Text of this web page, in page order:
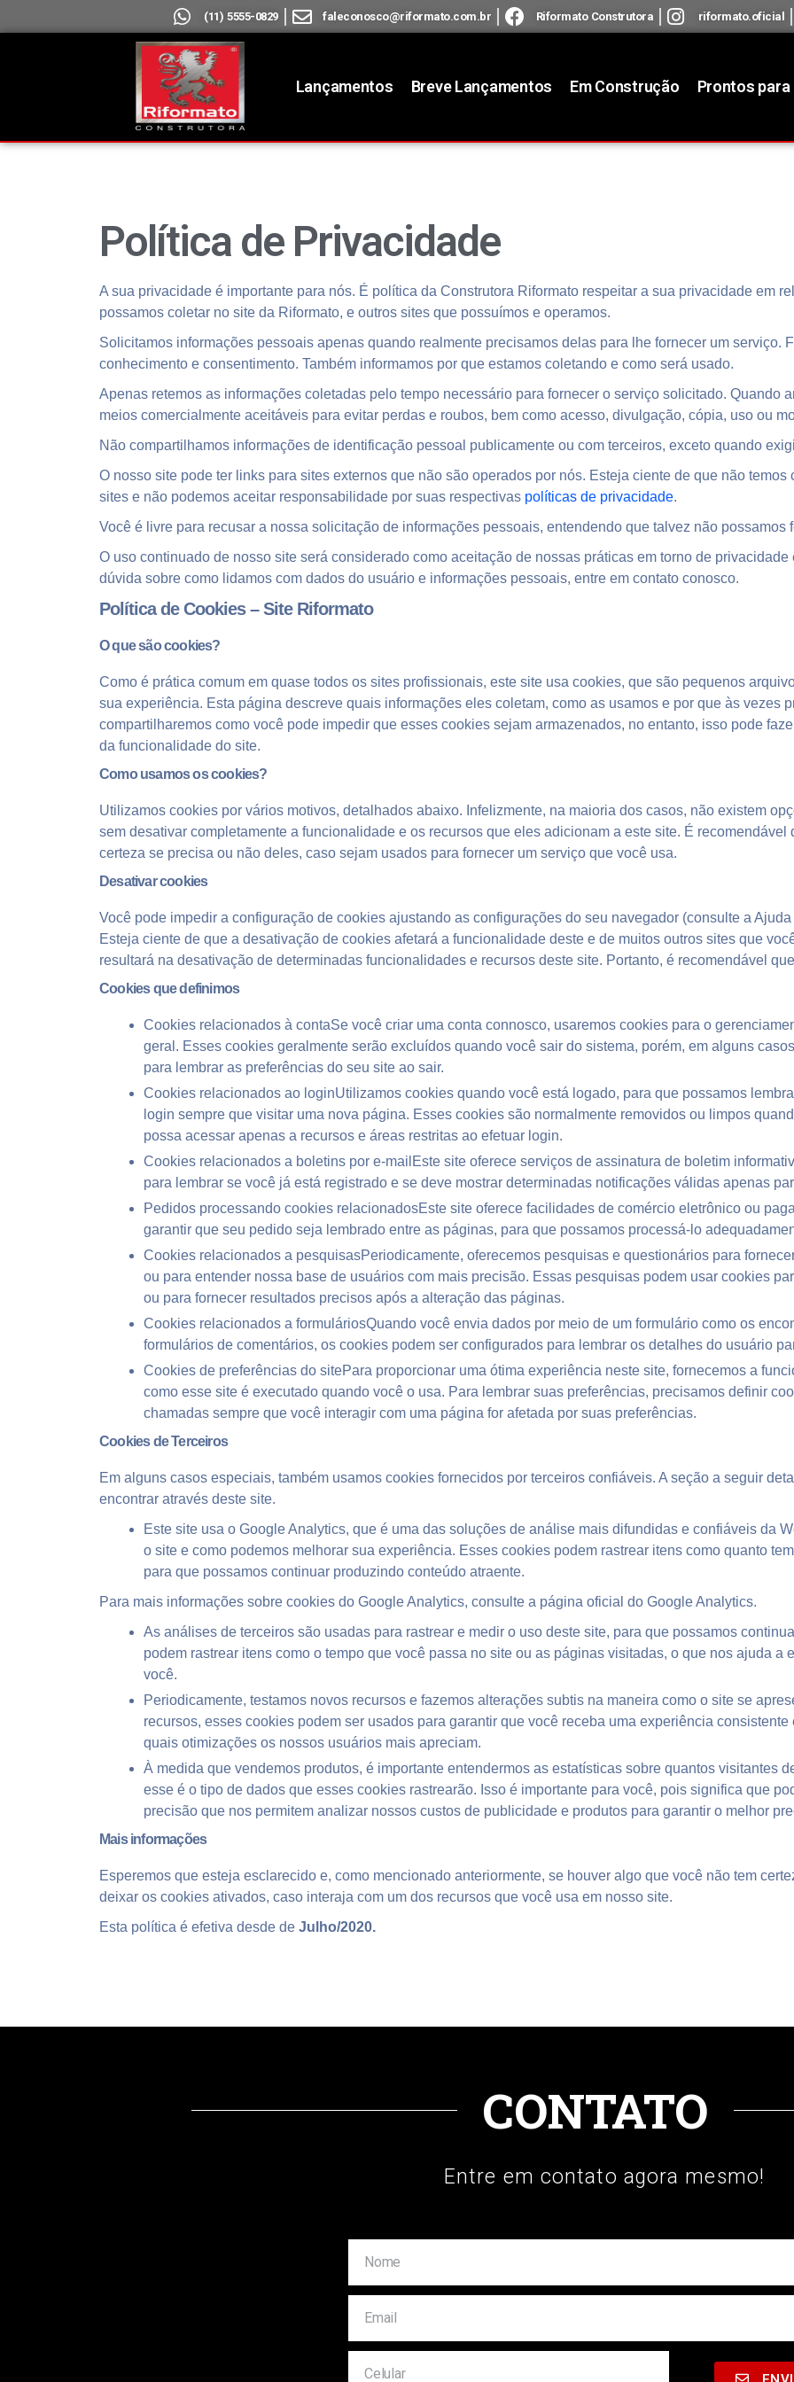
(11) 5555-0829 faleconosco@riformato.com.br Riformato Construtora riformato.oficial
Lançamentos Breve Lançamentos Em Construção Prontos
Política de Privacidade
A sua privacidade é importante para nós. É política da Construtora Riformato respeitar a sua privacidade em
possamos coletar no site da Riformato, e outros sites que possuímos e operamos.
Solicitamos informações pessoais apenas quando realmente precisamos delas para lhe fornecer um serviço.
conhecimento e consentimento. Também informamos por que estamos coletando e como será usado.
Apenas retemos as informações coletadas pelo tempo necessário para fornecer o serviço solicitado. Quando
meios comercialmente aceitáveis para evitar perdas e roubos, bem como acesso, divulgação, cópia, uso ou
Não compartilhamos informações de identificação pessoal publicamente ou com terceiros, exceto quando
O nosso site pode ter links para sites externos que não são operados por nós. Esteja ciente de que não
sites e não podemos aceitar responsabilidade por suas respectivas políticas de privacidade.
Você é livre para recusar a nossa solicitação de informações pessoais, entendendo que talvez não
O uso continuado de nosso site será considerado como aceitação de nossas práticas em torno de
dúvida sobre como lidamos com dados do usuário e informações pessoais, entre em contato conosco.
Política de Cookies – Site Riformato
O que são cookies?
Como é prática comum em quase todos os sites profissionais, este site usa cookies, que são pequenos
sua experiência. Esta página descreve quais informações eles coletam, como as usamos e por que às vezes
compartilharemos como você pode impedir que esses cookies sejam armazenados, no entanto, isso pode
da funcionalidade do site.
Como usamos os cookies?
Utilizamos cookies por vários motivos, detalhados abaixo. Infelizmente, na maioria dos casos, não existem
sem desativar completamente a funcionalidade e os recursos que eles adicionam a este site. É
certeza se precisa ou não deles, caso sejam usados para fornecer um serviço que você usa.
Desativar cookies
Você pode impedir a configuração de cookies ajustando as configurações do seu navegador (consulte a
Esteja ciente de que a desativação de cookies afetará a funcionalidade deste e de muitos outros sites que
resultará na desativação de determinadas funcionalidades e recursos deste site. Portanto, é recomendável
Cookies que definimos
Cookies relacionados à contaSe você criar uma conta connosco, usaremos cookies para o
geral. Esses cookies geralmente serão excluídos quando você sair do sistema, porém, em alguns
para lembrar as preferências do seu site ao sair.
Cookies relacionados ao loginUtilizamos cookies quando você está logado, para que possamos
login sempre que visitar uma nova página. Esses cookies são normalmente removidos ou limpos
possa acessar apenas a recursos e áreas restritas ao efetuar login.
Cookies relacionados a boletins por e-mailEste site oferece serviços de assinatura de boletim
para lembrar se você já está registrado e se deve mostrar determinadas notificações válidas apenas
Pedidos processando cookies relacionadosEste site oferece facilidades de comércio eletrônico ou
garantir que seu pedido seja lembrado entre as páginas, para que possamos processá-lo
Cookies relacionados a pesquisasPeriodicamente, oferecemos pesquisas e questionários para
ou para entender nossa base de usuários com mais precisão. Essas pesquisas podem usar cookies
ou para fornecer resultados precisos após a alteração das páginas.
Cookies relacionados a formuláriosQuando você envia dados por meio de um formulário como os
formulários de comentários, os cookies podem ser configurados para lembrar os detalhes do usuário
Cookies de preferências do sitePara proporcionar uma ótima experiência neste site, fornecemos a
como esse site é executado quando você o usa. Para lembrar suas preferências, precisamos definir
chamadas sempre que você interagir com uma página for afetada por suas preferências.
Cookies de Terceiros
Em alguns casos especiais, também usamos cookies fornecidos por terceiros confiáveis. A seção a seguir
encontrar através deste site.
Este site usa o Google Analytics, que é uma das soluções de análise mais difundidas e confiáveis da
o site e como podemos melhorar sua experiência. Esses cookies podem rastrear itens como quanto
para que possamos continuar produzindo conteúdo atraente.
Para mais informações sobre cookies do Google Analytics, consulte a página oficial do Google Analytics.
As análises de terceiros são usadas para rastrear e medir o uso deste site, para que possamos
podem rastrear itens como o tempo que você passa no site ou as páginas visitadas, o que nos ajuda a
você.
Periodicamente, testamos novos recursos e fazemos alterações subtis na maneira como o site se
recursos, esses cookies podem ser usados para garantir que você receba uma experiência
quais otimizações os nossos usuários mais apreciam.
À medida que vendemos produtos, é importante entendermos as estatísticas sobre quantos visitantes
esse é o tipo de dados que esses cookies rastrearão. Isso é importante para você, pois significa que
precisão que nos permitem analizar nossos custos de publicidade e produtos para garantir o melhor
Mais informações
Esperemos que esteja esclarecido e, como mencionado anteriormente, se houver algo que você não tem
deixar os cookies ativados, caso interaja com um dos recursos que você usa em nosso site.
Esta política é efetiva desde de Julho/2020.
CONTATO
Entre em contato agora mesmo!